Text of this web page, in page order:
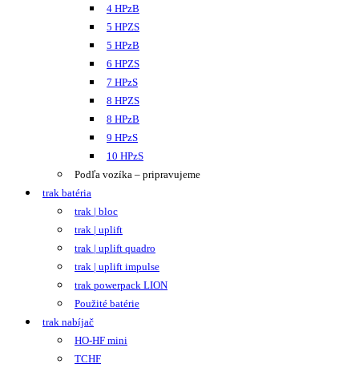
4 HPzB
5 HPZS
5 HPzB
6 HPZS
7 HPzS
8 HPZS
8 HPzB
9 HPzS
10 HPzS
Podľa vozíka – pripravujeme
trak batéria
trak | bloc
trak | uplift
trak | uplift quadro
trak | uplift impulse
trak powerpack LION
Použité batérie
trak nabíjač
HO-HF mini
TCHF